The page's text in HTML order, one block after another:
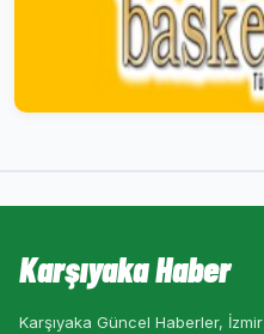
Karşıyaka Haber
Karşıyaka Güncel Haberler, İzmir